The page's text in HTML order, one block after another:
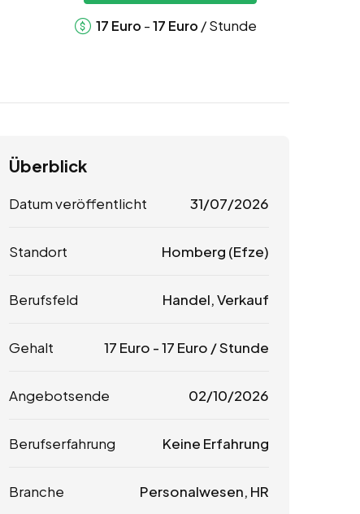
17 Euro -17 Euro / Stunde
Überblick
Datum veröffentlicht 31/07/2026
Standort Homberg (Efze)
Berufsfeld Handel, Verkauf
Gehalt 17 Euro -17 Euro / Stunde
Angebotsende 02/10/2026
Berufserfahrung Keine Erfahrung
Branche Personalwesen, HR